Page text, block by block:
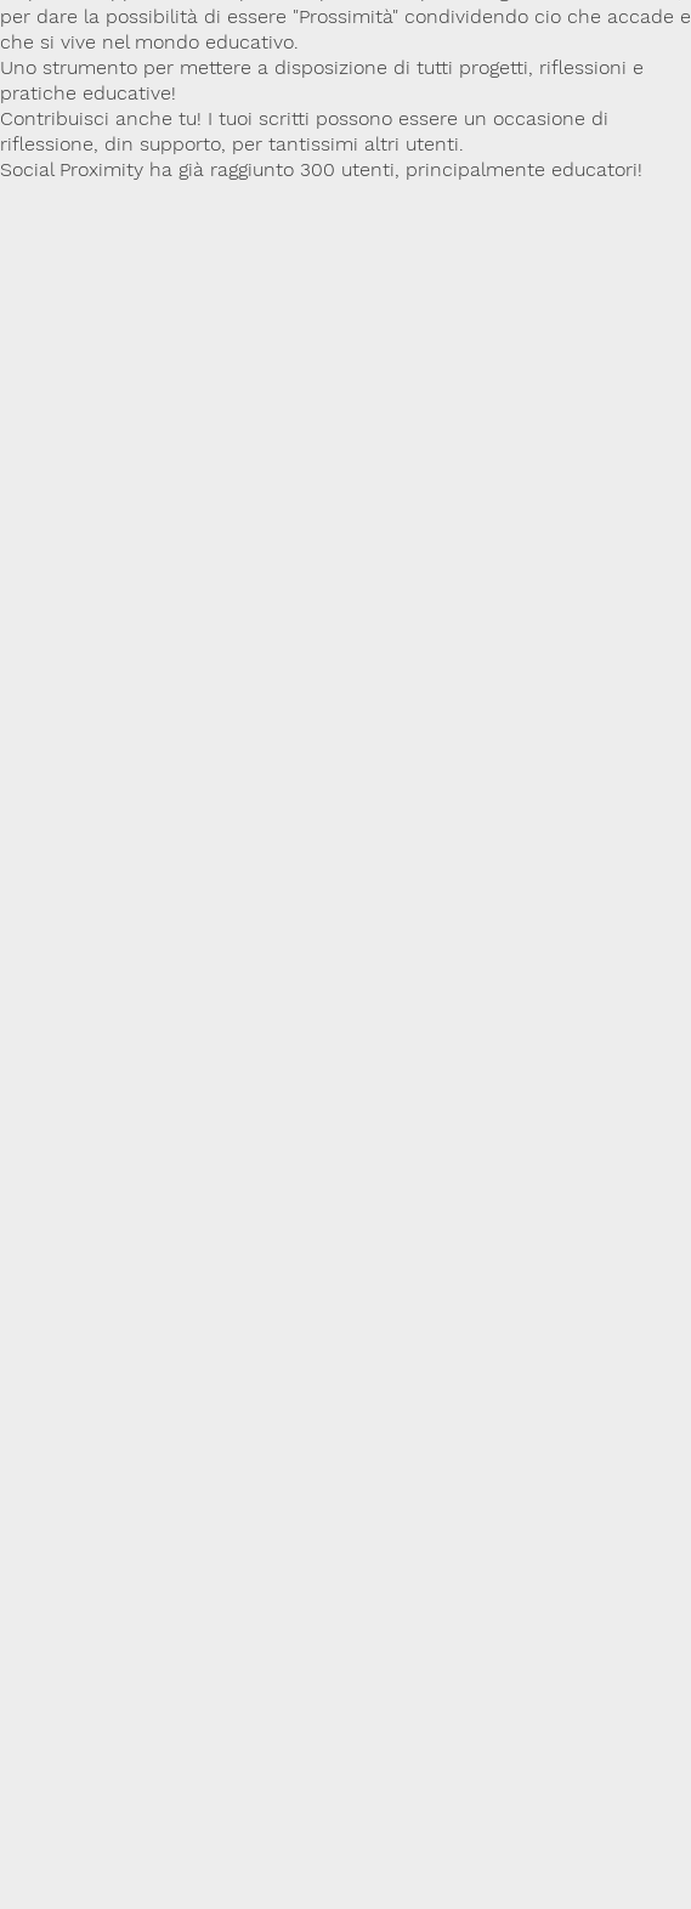
per dare la possibilità di essere "Prossimità" condividendo cio che accade e
che si vive nel mondo educativo.
Uno strumento per mettere a disposizione di tutti progetti, riflessioni e
pratiche educative!
Contribuisci anche tu! I tuoi scritti possono essere un occasione di
riflessione, din supporto, per tantissimi altri utenti.
Social Proximity ha già raggiunto 300 utenti, principalmente educatori!